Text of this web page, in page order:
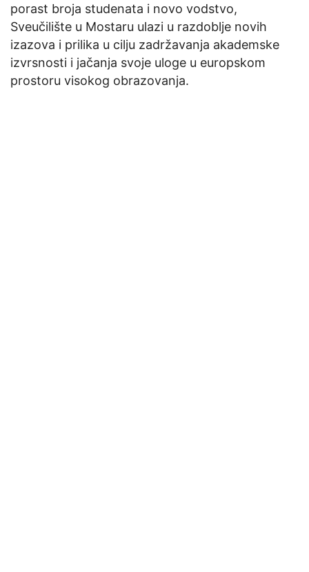
porast broja studenata i novo vodstvo,
Sveučilište u Mostaru ulazi u razdoblje novih
izazova i prilika u cilju zadržavanja akademske
izvrsnosti i jačanja svoje uloge u europskom
prostoru visokog obrazovanja.